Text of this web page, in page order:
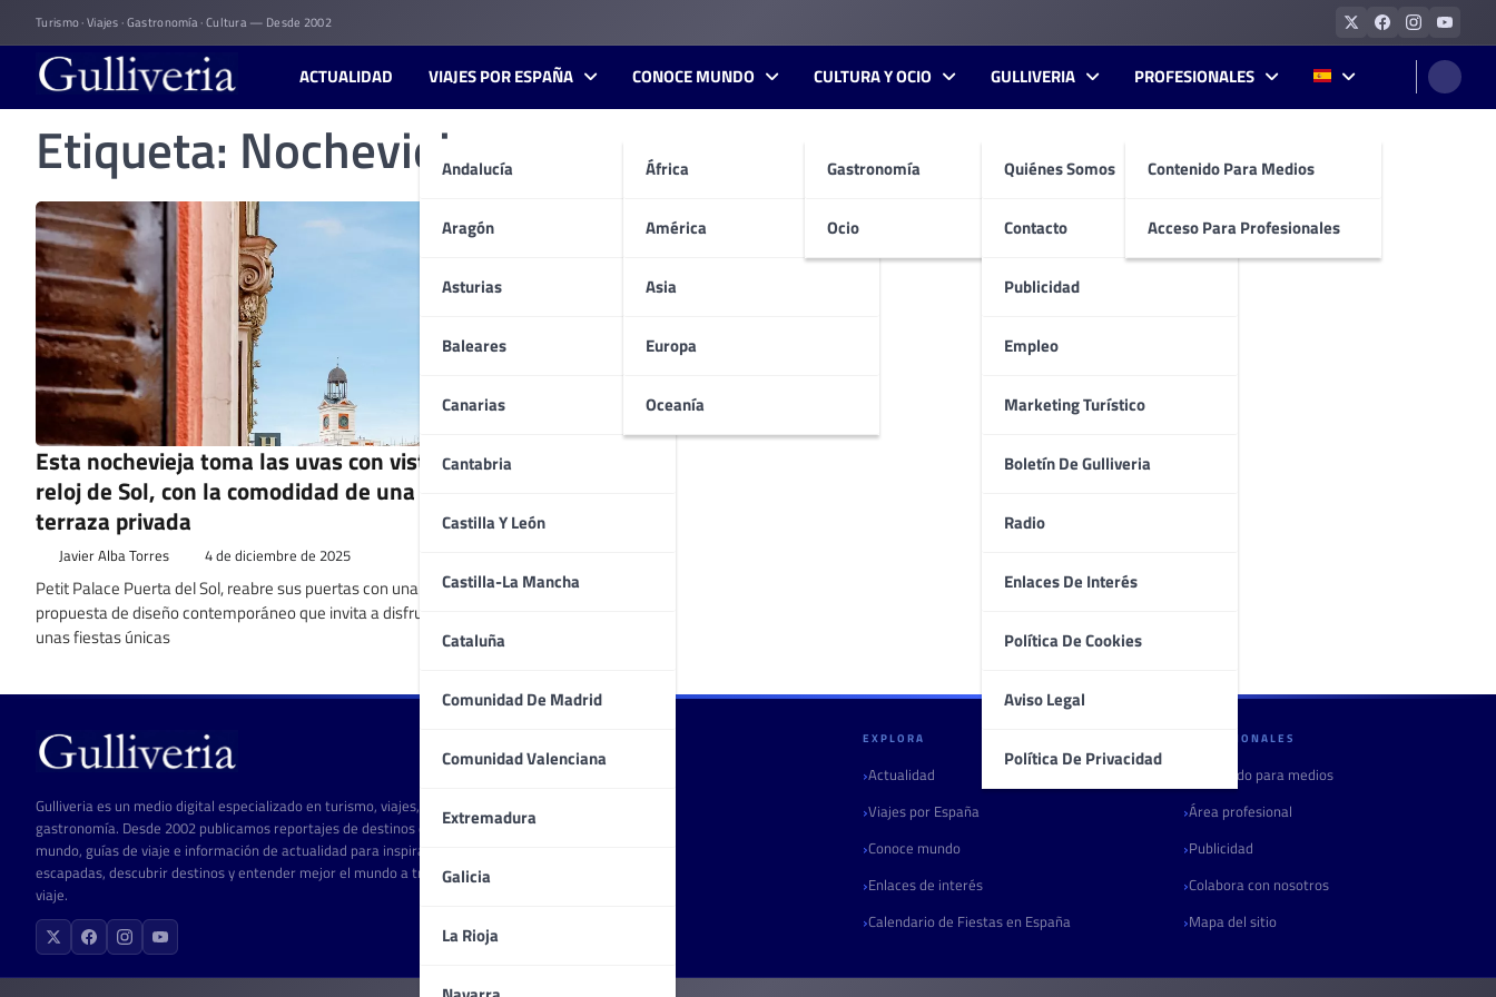
to
content
Turismo · Viajes · Gastronomía · Cultura — Desde 2002
ACTUALIDAD VIAJES POR ESPAÑA
Andalucía
Aragón
Asturias
Baleares
Canarias
Cantabria
Castilla Y León
Castilla-La Mancha
Cataluña
Comunidad De Madrid
Comunidad Valenciana
Extremadura
Galicia
La Rioja
CONOCE MUNDO
África
América
Asia
Europa
Oceanía
CULTURA Y OCIO
Gastronomía
Ocio
GULLIVERIA
Quiénes Somos
Contacto
Publicidad
Empleo
Marketing Turístico
Boletín De Gulliveria
Radio
Enlaces De Interés
Política De Cookies
Aviso Legal
Política De Privacidad
PROFESIONALES
Contenido Para Medios
Acceso Para Profesionales
Etiqueta: Nochevieja
Esta nochevieja toma las uvas con vistas al
reloj de Sol, con la comodidad de una
terraza privada
Javier Alba Torres 4 de diciembre de 2025
Petit Palace Puerta del Sol, reabre sus puertas con una
propuesta de diseño contemporáneo que invita a disfrutar de
unas fiestas únicas
Gulliveria es un medio digital especializado en turismo, viajes, cultura y
gastronomía. Desde 2002 publicamos reportajes de destinos de todo el
mundo, guías de viaje e información de actualidad para inspirar
escapadas, descubrir destinos y entender mejor el mundo a través del
viaje.
EXPLORA
Actualidad
Viajes por España
Conoce mundo
Enlaces de interés
Calendario de Fiestas en España
PROFESIONALES
Contenido para medios
Área profesional
Publicidad
Colabora con nosotros
Mapa del sitio